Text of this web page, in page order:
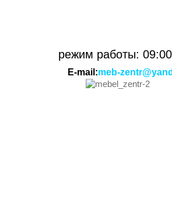
режим работы:
E-mail:meb-